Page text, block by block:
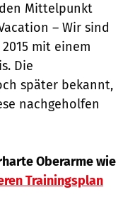
Mittelpunkt
– Wir sind
mit einem
Die
später bekannt,
nachgeholfen
Oberarme wie
Trainingsplan